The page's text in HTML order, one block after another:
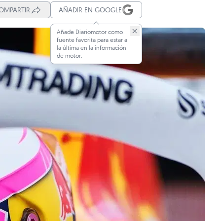
AÑADIR EN GOOGLE
Añade Diariomotor como
fuente favorita para estar a
la última en la información
de motor.